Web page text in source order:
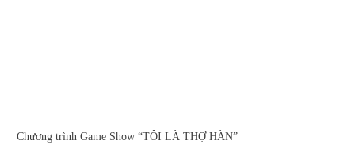
Chương trình Game Show “TÔI LÀ THỢ HÀN”